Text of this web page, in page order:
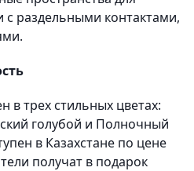
раздельными контактами,
в трех стильных цветах:
голубой и Полночный
в Казахстане по цене
получат в подарок